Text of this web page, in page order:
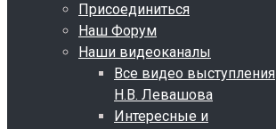
Присоединиться
Наш Форум
Наши видеоканалы
Все видео выступления
Н.В. Левашова
Интересные и